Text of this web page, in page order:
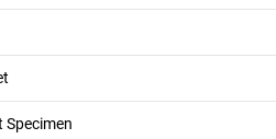
Specimen